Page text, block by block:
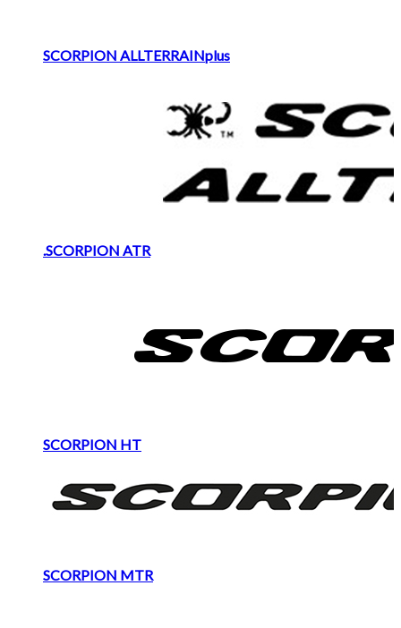
SCORPION ALLTERRAINplus
.SCORPION ATR
SCORPION HT
SCORPION MTR